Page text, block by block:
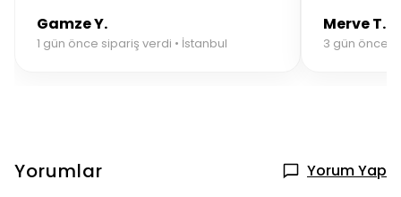
Gamze Y.
1 gün önce sipariş verdi • İstanbul
Merve T.
3 gün önce
Yorumlar Yorum Yap